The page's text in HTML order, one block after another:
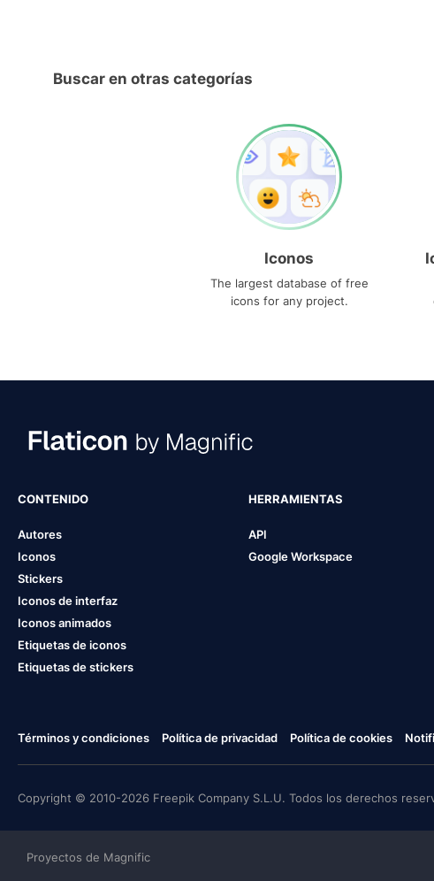
Buscar en otras categorías
Iconos
The largest database of free
icons for any project.
CONTENIDO
Autores
Iconos
Stickers
Iconos de interfaz
Iconos animados
Etiquetas de iconos
Etiquetas de stickers
HERRAMIENTAS
API
Google Workspace
Términos y condiciones Política de privacidad Política de cookies
Copyright © 2010-2026 Freepik Company S.L.U. Todos los derechos
Proyectos de Magnific